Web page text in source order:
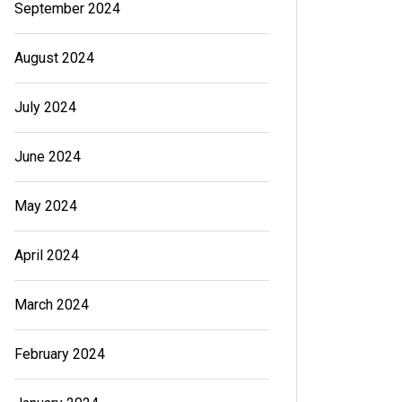
September 2024
August 2024
July 2024
June 2024
May 2024
April 2024
March 2024
February 2024